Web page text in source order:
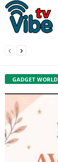
GADGET WORLD